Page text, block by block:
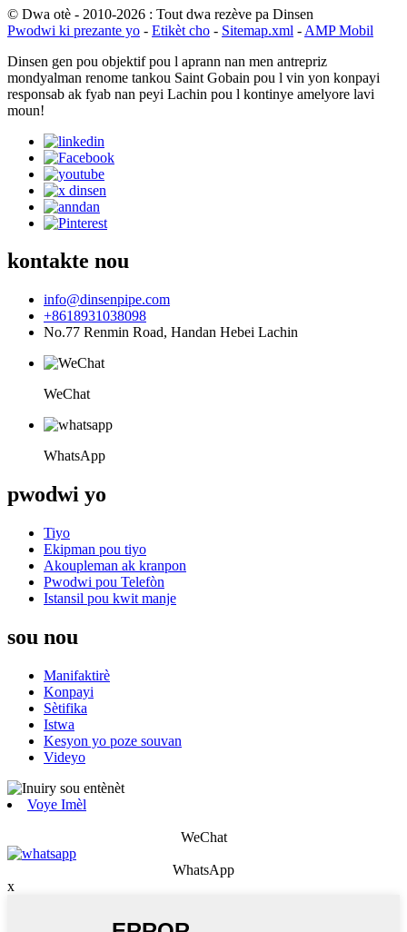
© Dwa otè - 2010-2026 : Tout dwa rezève pa Dinsen
Pwodwi ki prezante yo - Etikèt cho - Sitemap.xml - AMP Mobil
Dinsen gen pou objektif pou l aprann nan men antrepriz
mondyalman renome tankou Saint Gobain pou l vin yon konpayi
responsab ak fyab nan peyi Lachin pou l kontinye amelyore lavi
moun!
kontakte nou
info@dinsenpipe.com
+8618931038098
No.77 Renmin Road, Handan Hebei Lachin
WeChat
WhatsApp
pwodwi yo
Tiyo
Ekipman pou tiyo
Akoupleman ak kranpon
Pwodwi pou Telefòn
Istansil pou kwit manje
sou nou
Manifaktirè
Konpayi
Sètifika
Istwa
Kesyon yo poze souvan
Videyo
Voye Imèl
WeChat
WhatsApp
x